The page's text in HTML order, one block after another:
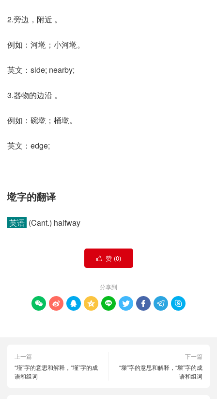
2.旁边，附近 。
例如：河墘；小河墘。
英文：side; nearby;
3.器物的边沿 。
例如：碗墘；桶墘。
英文：edge;
墘字的翻译
英语 (Cant.) halfway
 赞 (0)
分享到
        
上一篇
“墐”字的意思和解释，“墐”字的成
语和组词
下一篇
“墚”字的意思和解释，“墚”字的成
语和组词